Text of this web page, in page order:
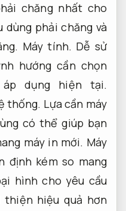
chăng nhất cho
dùng phải chăng và
Máy tính. Dễ sử
hướng cần chọn
dụng hiện tại.
thống. Lựa cần máy
có thể giúp bạn
máy in mới. Máy
định kém so mang
hình cho yêu cầu
hiệu quả hơn